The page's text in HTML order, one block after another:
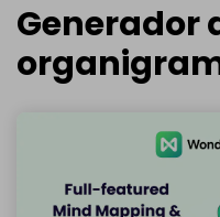
Generador